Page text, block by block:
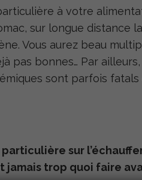
à votre
sur longue distance
Vous aurez beau
pas bonnes… Par
sont parfois
sur
jamais trop quoi faire